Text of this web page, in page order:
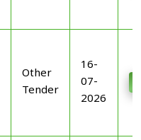
Other
Tender
16-
07-
2026